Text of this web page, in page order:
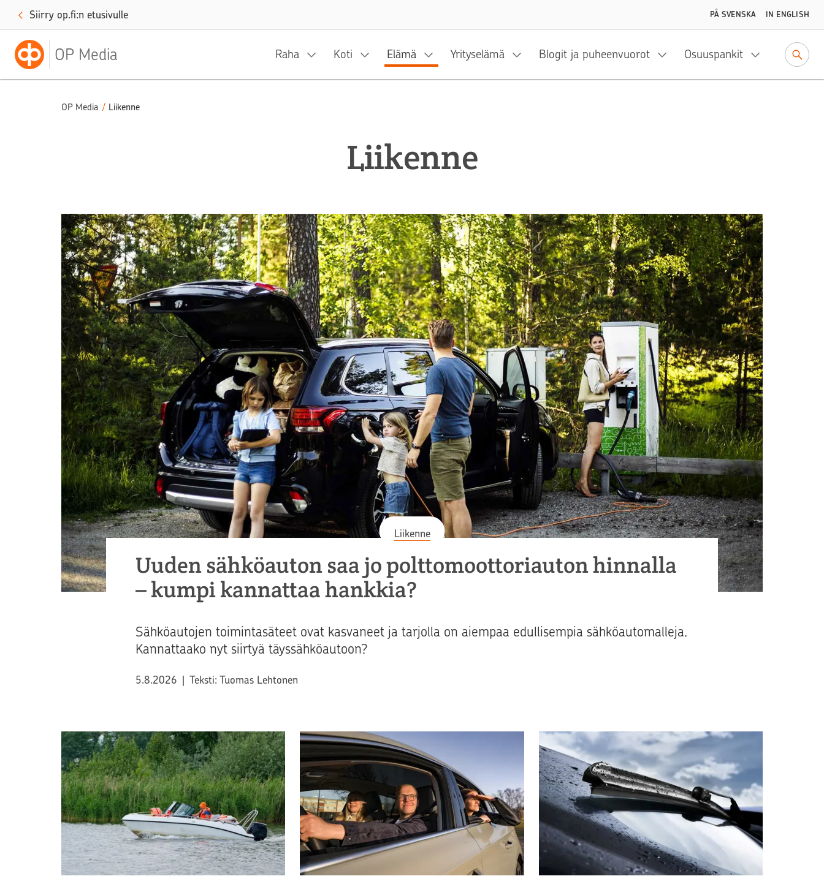
Siirry op.fi:n etusivulle PÅ SVENSKA IN ENGLISH
OP Media Raha Koti Elämä Yrityselämä Blogit ja puheenvuorot Osuuspankit
OP Media / Liikenne
Liikenne
Liikenne
Uuden sähköauton saa jo polttomoottoriauton hinnalla
– kumpi kannattaa hankkia?
Sähköautojen toimintasäteet ovat kasvaneet ja tarjolla on aiempaa edullisempia sähköautomalleja.
Kannattaako nyt siirtyä täyssähköautoon?
Julkaistu
5.8.2026 Teksti: Tuomas Lehtonen